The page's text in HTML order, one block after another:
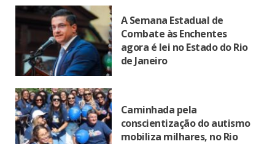
A Semana Estadual de
Combate às Enchentes
agora é lei no Estado do Rio
de Janeiro
Caminhada pela
conscientização do autismo
mobiliza milhares, no Rio